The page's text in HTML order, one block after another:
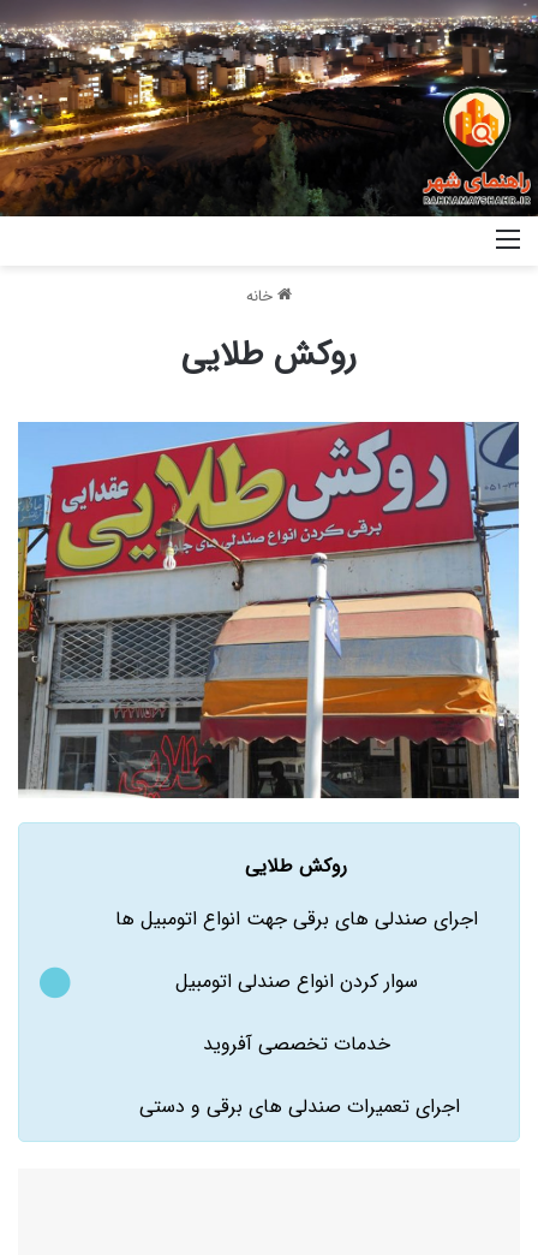
خانه
روکش طلایی
روکش طلایی
اجرای صندلی های برقی جهت انواع اتومبیل ها
سوار کردن انواع صندلی اتومبیل
خدمات تخصصی آفروید
اجرای تعمیرات صندلی های برقی و دستی